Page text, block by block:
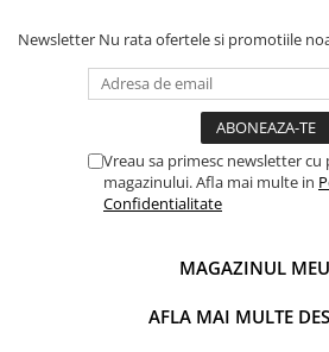
Newsletter Nu rata ofertele si promotiile
Vreau sa primesc newsletter
magazinului. Afla mai multe in
Confidentialitate
MAGAZINUL MEU
AFLA MAI MULTE